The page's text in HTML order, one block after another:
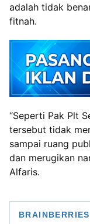
adalah tidak
fitnah.
‎“Seperti Pak Plt
tersebut tidak
sampai ruang
dan merugikan
Alfaris.